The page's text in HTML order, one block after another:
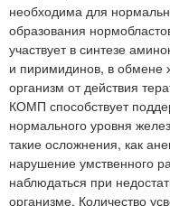
необходима для
образования
участвует в синтезе
и пиримидинов, в
организм от действия
КОМП способствует
нормального уровня
такие осложнения, как
нарушение умственного
наблюдаться при
организме. Количество